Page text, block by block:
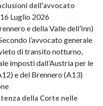
dell’avvocato
16 Luglio 2026
e della Valle dell’Inn)
l’avvocato generale
di transito notturno,
imposti dall’Austria per le
e del Brennero (A13)
della Corte nelle